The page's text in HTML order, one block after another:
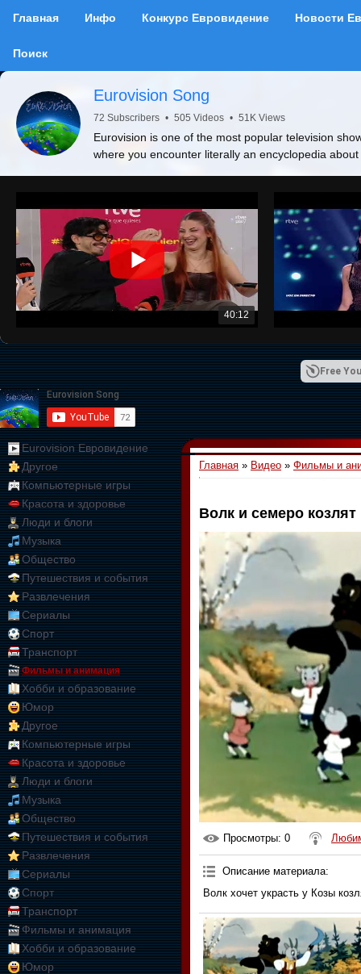
Главная Инфо Конкурс Евровидение Новости
Поиск
Eurovision Song
72 Subscribers • 505 Videos • 51K Views
Eurovision is one of the most popular television
where you encounter literally an encyclopedia
40:12
Free
Eurovision Евровидение
Другое
Компьютерные игры
Красота и здоровье
Люди и блоги
Музыка
Общество
Путешествия и события
Развлечения
Сериалы
Спорт
Транспорт
Фильмы и анимация
Хобби и образование
Юмор
Другое
Компьютерные игры
Красота и здоровье
Люди и блоги
Музыка
Общество
Путешествия и события
Развлечения
Сериалы
Спорт
Транспорт
Фильмы и анимация
Хобби и образование
Юмор
Главная » Видео » Фильмы и
Волк и семеро козлят
Просмотры: 0
Описание материала:
Волк хочет украсть у Козы